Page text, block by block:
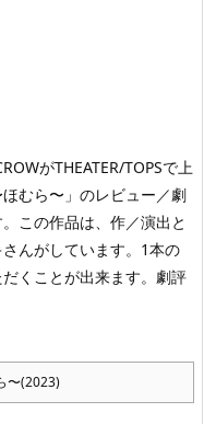
がTHEATER/TOPSで上
むら〜」のレビュー／劇
この作品は、作／演出と
んがしています。1本の
くことが出来ます。劇評
〜(2023)